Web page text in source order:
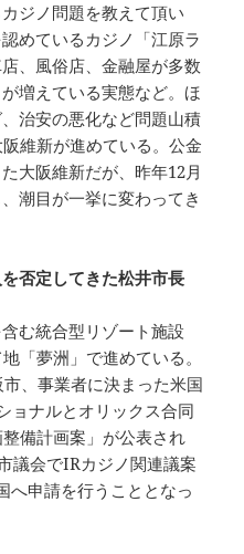
ジノ問題を教えて頂い
めているカジノ「江原ラ
、風俗店、金融屋が多数
増えている実態など。ほ
治安の悪化など問題山積
維新が進めている。公金
大阪維新だが、昨年12月
潮目が一挙に変わってき
否定してきた松井市長
む統合型リゾート施設
「夢洲」で進めている。
、事業者に決まった米国
ョナルとオリックス合同
備計画案」が公表され
議会でIRカジノ関連議案
へ申請を行うこととなっ